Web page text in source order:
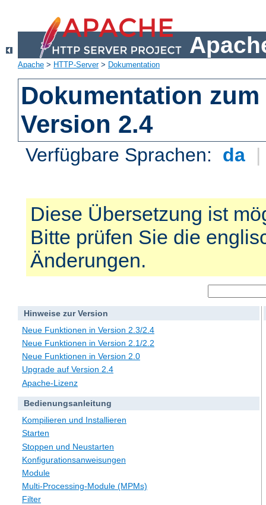
Apache > HTTP-Server> Dokumentation
Dokumentation zum
Version 2.4
Verfügbare Sprachen: da |
Diese Übersetzung ist
Bitte prüfen Sie die
Änderungen.
Hinweise zur Version
Neue Funktionen in Version 2.3/2.4
Neue Funktionen in Version 2.1/2.2
Neue Funktionen in Version 2.0
Upgrade auf Version 2.4
Apache-Lizenz
Bedienungsanleitung
Kompilieren und Installieren
Starten
Stoppen und Neustarten
Konfigurationsanweisungen
Module
Multi-Processing-Module (MPMs)
Filter